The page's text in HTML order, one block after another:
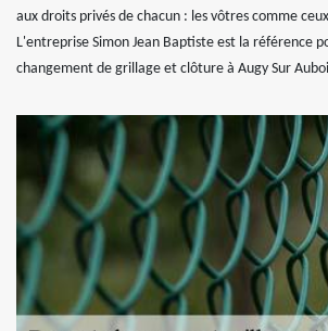
aux droits privés de chacun : les vôtres comme
L'entreprise Simon Jean Baptiste est la référence
changement de grillage et clôture à Augy Sur